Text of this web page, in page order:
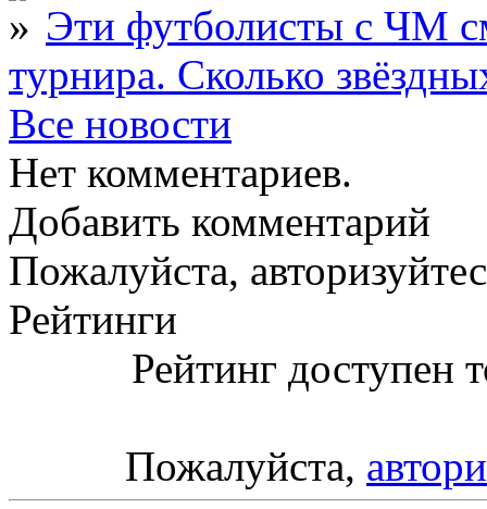
Эти футболисты с ЧМ
турнира. Сколько
Все новости
Нет комментариев.
Добавить комментарий
Пожалуйста,
Рейтинги
Рейтинг доступен
Пожалуйста,